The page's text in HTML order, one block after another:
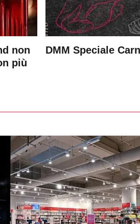
non
più
DMM Speciale